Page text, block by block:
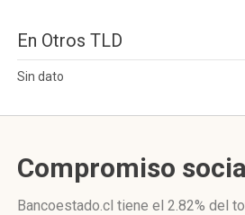
En Otros TLD
Sin dato
Compromiso
Bancoestado.cl tiene el 2.82% del